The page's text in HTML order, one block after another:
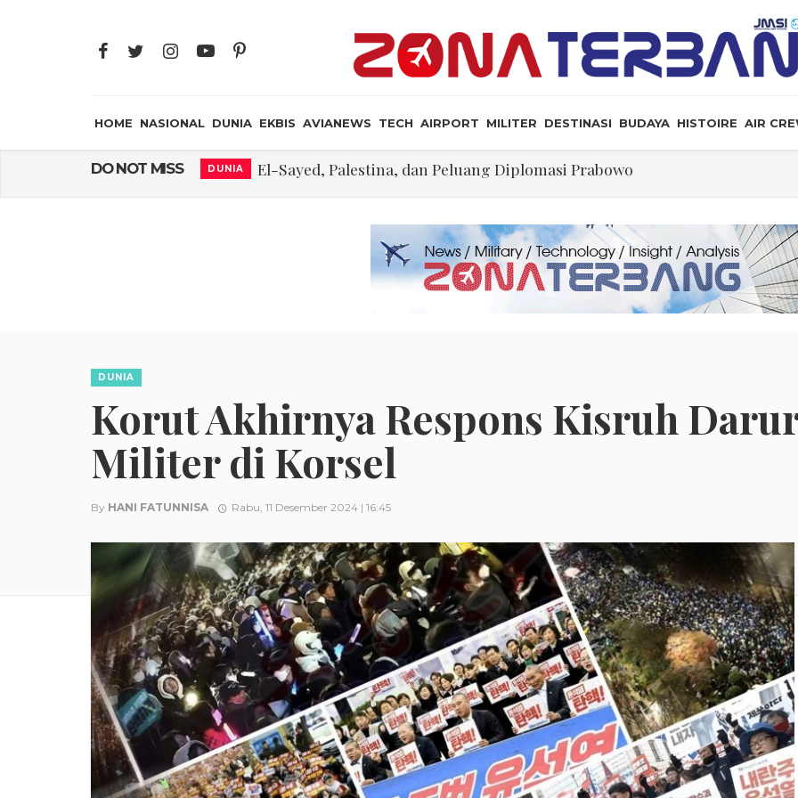
HOME NASIONAL DUNIA EKBIS AVIANEWS TECH AIRPORT MILITER DESTINASI BUDAYA HISTOIRE AIR
DO NOT MISS DUNIA El-Sayed, Palestina, dan Peluang Diplomasi Prabowo
Dua Pesawat Nyaris Tabrakan di Haneda
Trump Batasi Hak Kewarganegaraan Lewat Kelahiran dan Larang “Wisata
Megaproyek Panas Bumi PT Star Energy Dikeluhkan Warga Lampung Barat, Rumah
DUNIA
Korut Akhirnya Respons Kisruh
Militer di Korsel
By HANI FATUNNISA Rabu, 11 Desember 2024 | 16:45